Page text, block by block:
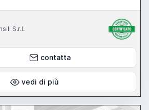
S.r.l.
contatta
vedi di più